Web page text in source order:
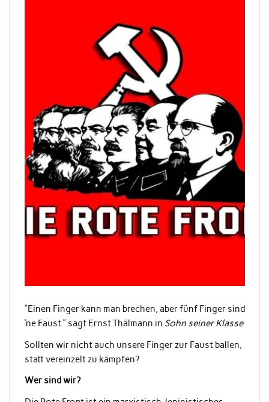
“Einen Finger kann man brechen, aber fünf Finger sind
‘ne Faust.” sagt Ernst Thälmann in Sohn seiner Klasse
Sollten wir nicht auch unsere Finger zur Faust ballen,
statt vereinzelt zu kämpfen?
Wer sind wir?